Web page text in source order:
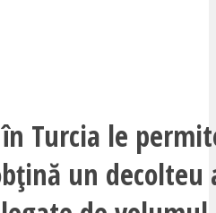
Turcia le
un decolteu